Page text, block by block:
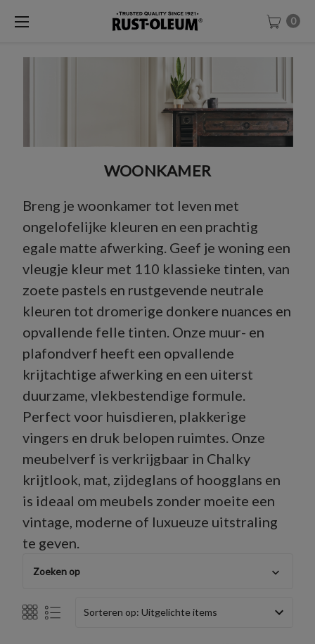
0
WOONKAMER
Breng je woonkamer tot leven met
ongelofelijke kleuren en een prachtig
egale matte afwerking. Geef je woning een
vleugje kleur met 110 klassieke tinten, van
zoete pastels en rustgevende neutrale
kleuren tot dromerige donkere nuances en
opvallende felle tinten. Onze muur- en
plafondverf heeft een opvallende
krijtachtige afwerking en een uiterst
duurzame, vlekbestendige formule.
Perfect voor huisdieren, plakkerige
vingers en druk belopen ruimtes. Onze
meubelverf is verkrijgbaar in Chalky
krijtlook, mat, zijdeglans of hoogglans en
is ideaal om meubels zonder moeite een
vintage, moderne of luxueuze uitstraling
te geven.
Zoeken op
Sorteren op: